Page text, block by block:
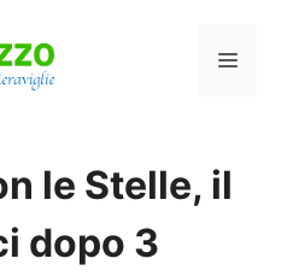
Menu
le Stelle, il
dopo 3